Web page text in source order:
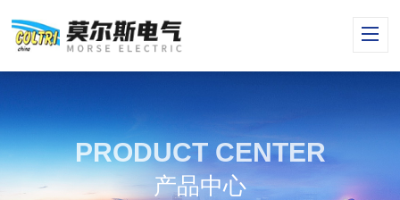
PRODUCT CENTER
产品中心